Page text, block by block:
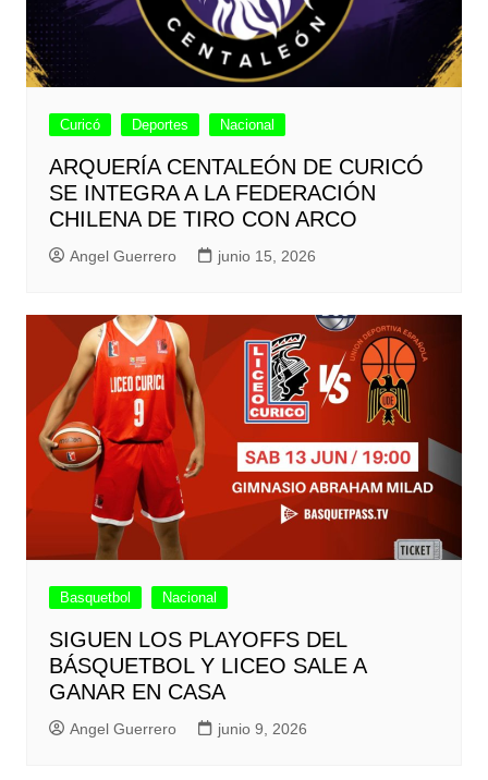
Curicó Deportes Nacional
ARQUERÍA CENTALEÓN DE CURICÓ
SE INTEGRA A LA FEDERACIÓN
CHILENA DE TIRO CON ARCO
Angel Guerrero junio 15, 2026
Basquetbol Nacional
SIGUEN LOS PLAYOFFS DEL
BÁSQUETBOL Y LICEO SALE A
GANAR EN CASA
Angel Guerrero junio 9, 2026